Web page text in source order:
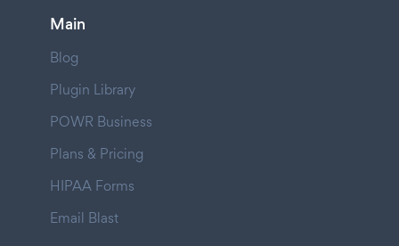
Main
Blog
Plugin Library
POWR Business
Plans & Pricing
HIPAA Forms
Email Blast